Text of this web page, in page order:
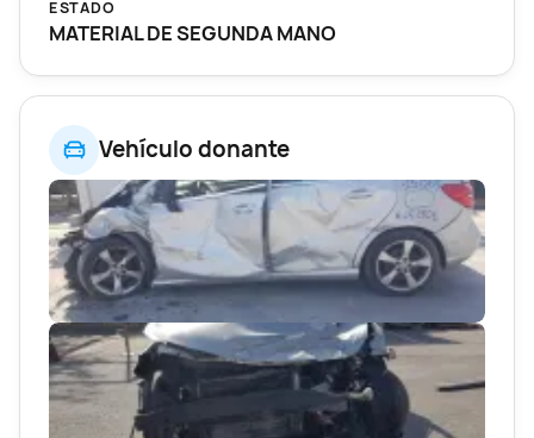
Vehículo donante
ESTADO
MATERIAL DE SEGUNDA MANO